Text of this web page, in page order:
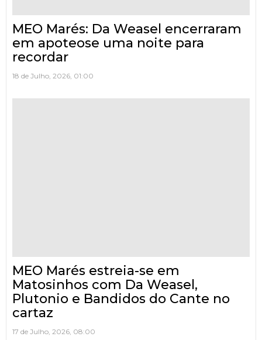
MEO Marés: Da Weasel encerraram
em apoteose uma noite para
recordar
18 de Julho, 2026, 01:00
MEO Marés estreia-se em
Matosinhos com Da Weasel,
Plutonio e Bandidos do Cante no
cartaz
17 de Julho, 2026, 08:00